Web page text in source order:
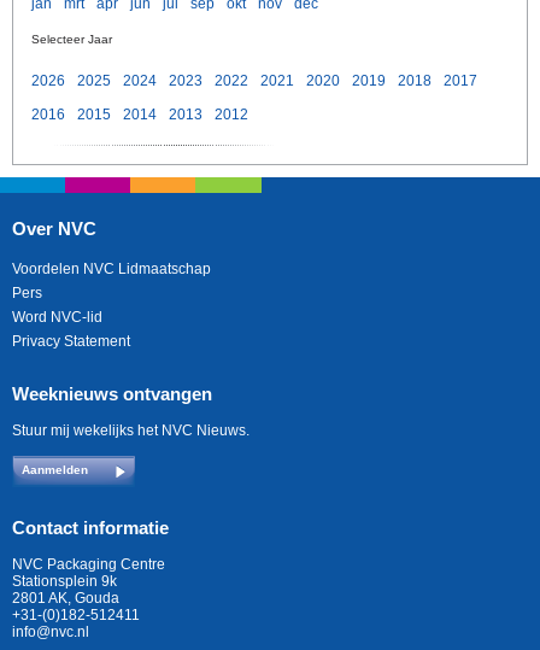
jan mrt apr jun jul sep okt nov dec
Selecteer Jaar
2026 2025 2024 2023 2022 2021 2020 2019 2018
2017
2016
2015 2014 2013 2012
Over NVC
Voordelen NVC Lidmaatschap
Pers
Word NVC-lid
Privacy Statement
Weeknieuws ontvangen
Stuur mij wekelijks het NVC Nieuws.
Aanmelden
Contact informatie
NVC Packaging Centre
Stationsplein 9k
2801 AK, Gouda
+31-(0)182-512411
info@nvc.nl